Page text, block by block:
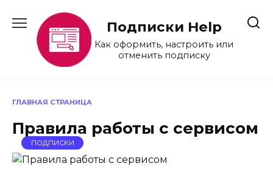
содержанию
Подписки Help
Как оформить, настроить или
отменить подписку
ГЛАВНАЯ СТРАНИЦА
Правила работы с сервисом
ПОДПИСКИ